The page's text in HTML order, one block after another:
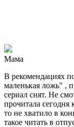
Мама
В рекомендациях
маленькая ложь" ,
сериал снят. Не
прочитала
то не хватило в
такое читать в